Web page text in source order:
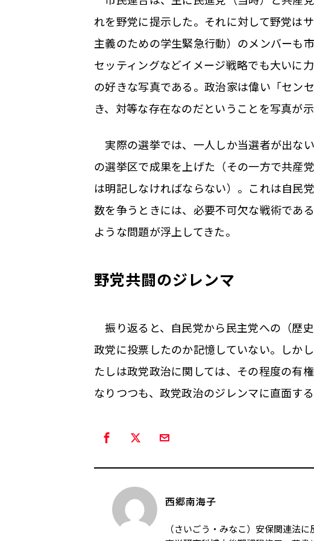
れを野党に提示した。それに対して野党は
主義のための学生緊急行動）のメンバーも
セッティングなどイメージ戦略でも大いに
の好きな写真である。政治家は偉い「セン
き、対等な存在なのだということを写真が示
実際の選挙では、一人しか当選者が出な
の選挙区で成果を上げた（その一方で共産
は明記しなければならない）。これは自民
数を争うときには、必要不可欠な戦術であ
ような問題が浮上してきた。
野党共闘のジレンマ
振り返ると、自民党から民主党への（歴
政党に投票したのか記憶していない。しか
たしは政党政治に関しては、その程度の有
なりつつも、政党政治のジレンマに直面する
西郷南海子
（さいごう・みなこ）安保関連法